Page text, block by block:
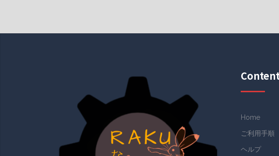
Home
ご利用手順
ヘルプ